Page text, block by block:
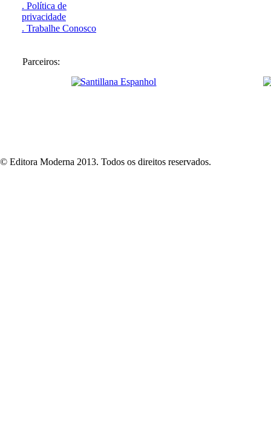
. Política de
privacidade
. Trabalhe Conosco
Parceiros:
© Editora Moderna 2013. Todos os direitos reservados.